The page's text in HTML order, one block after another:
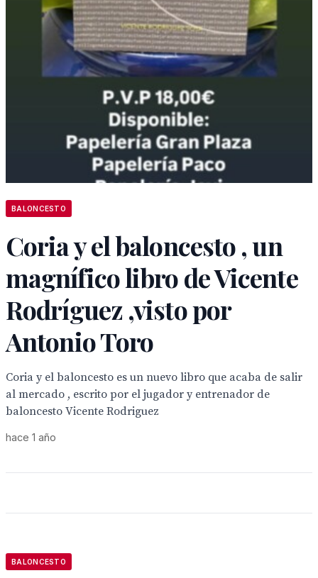
BALONCESTO
Coria y el baloncesto , un
magnífico libro de Vicente
Rodríguez ,visto por
Antonio Toro
Coria y el baloncesto es un nuevo libro que acaba de salir
al mercado , escrito por el jugador y entrenador de
baloncesto Vicente Rodriguez
hace 1 año
BALONCESTO